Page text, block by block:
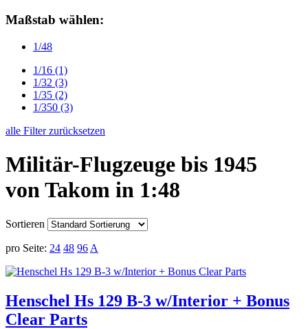
Maßstab wählen:
1/48
1/16 (1)
1/32 (3)
1/35 (2)
1/350 (3)
alle Filter zurücksetzen
Militär-Flugzeuge bis 1945
von Takom in 1:48
Sortieren
pro Seite: 24 48 96 A
Henschel Hs 129 B-3 w/Interior + Bonus
Clear Parts